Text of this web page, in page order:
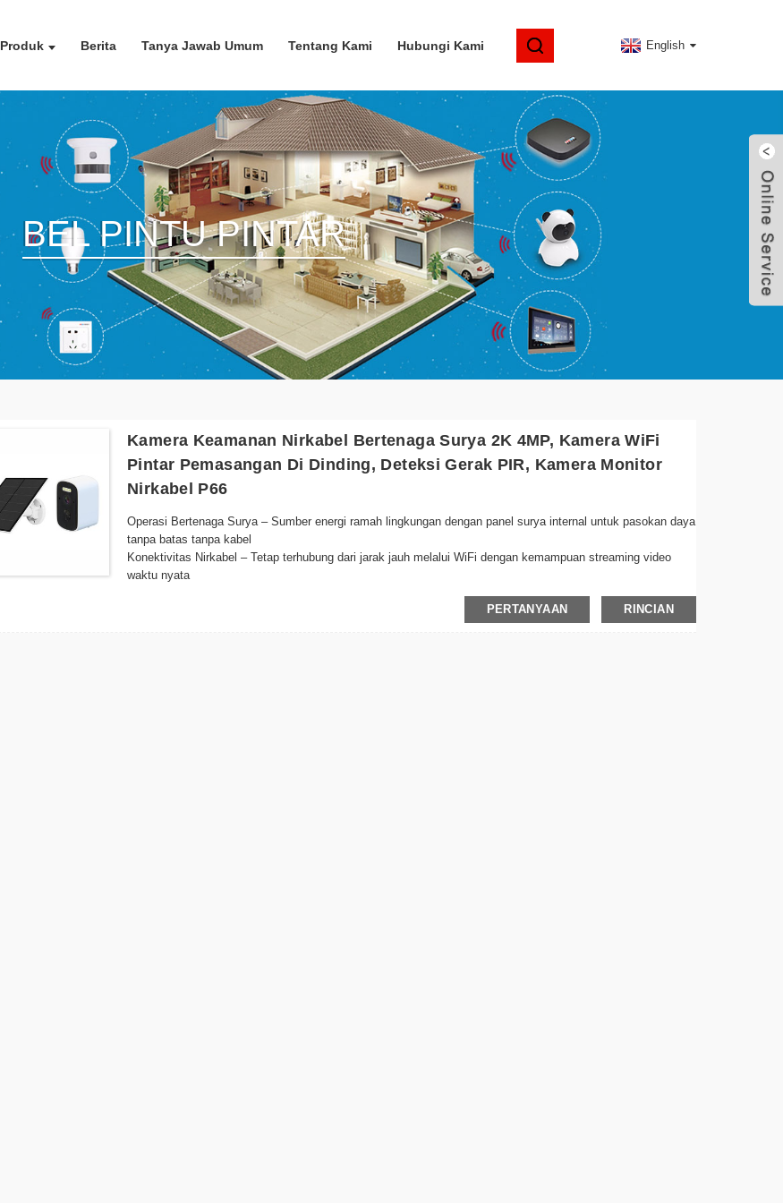
Produk Berita Tanya Jawab Umum Tentang Kami Hubungi Kami English
BEL PINTU PINTAR
Kamera Keamanan Nirkabel Bertenaga Surya 2K 4MP, Kamera WiFi
Pintar Pemasangan Di Dinding, Deteksi Gerak PIR, Kamera Monitor
Nirkabel P66
Operasi Bertenaga Surya – Sumber energi ramah lingkungan dengan panel surya internal untuk pasokan daya
tanpa batas tanpa kabel
Konektivitas Nirkabel – Tetap terhubung dari jarak jauh melalui WiFi dengan kemampuan streaming video
waktu nyata
PERTANYAAN RINCIAN